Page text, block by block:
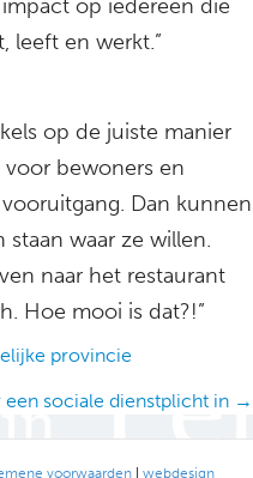
op iedereen die
leeft en werkt.”
op de juiste manier
bewoners en
Dan kunnen
waar ze willen.
naar het restaurant
Hoe mooi is dat?!”
provincie
een sociale dienstplicht in →
voorwaarden| webdesign